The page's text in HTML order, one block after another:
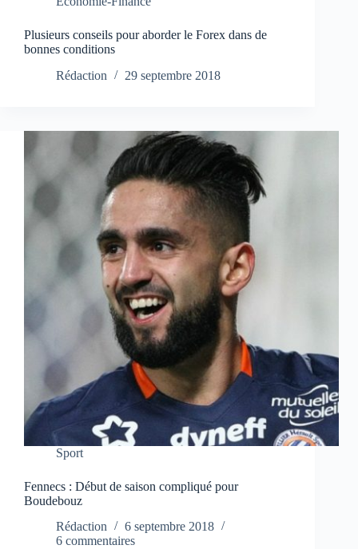
Plusieurs conseils pour aborder le Forex dans de
bonnes conditions
Rédaction
29 septembre 2018
Sport
Fennecs : Début de saison compliqué pour
Boudebouz
Rédaction
6 septembre 2018
6 commentaires